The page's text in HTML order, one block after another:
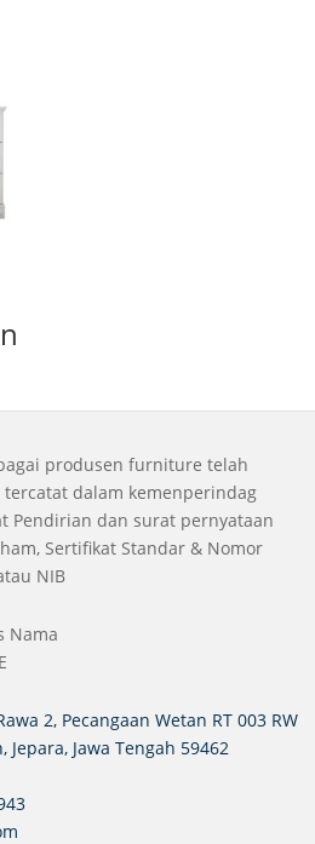
produsen furniture telah
dalam kemenperindag
Pendirian dan surat pernyataan
Sertifikat Standar & Nomor
NIB
Nama
2, Pecangaan Wetan RT 003 RW
Jepara, Jawa Tengah 59462